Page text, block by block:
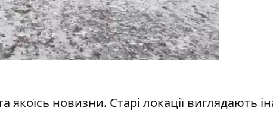
новизни. Старі локації виглядають